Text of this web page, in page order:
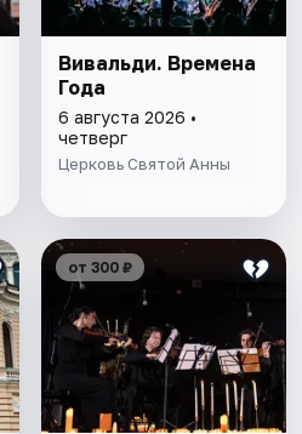
Вивальди. Времена
Года
6 августа 2026 •
четверг
Церковь Святой Анны
от 300 ₽